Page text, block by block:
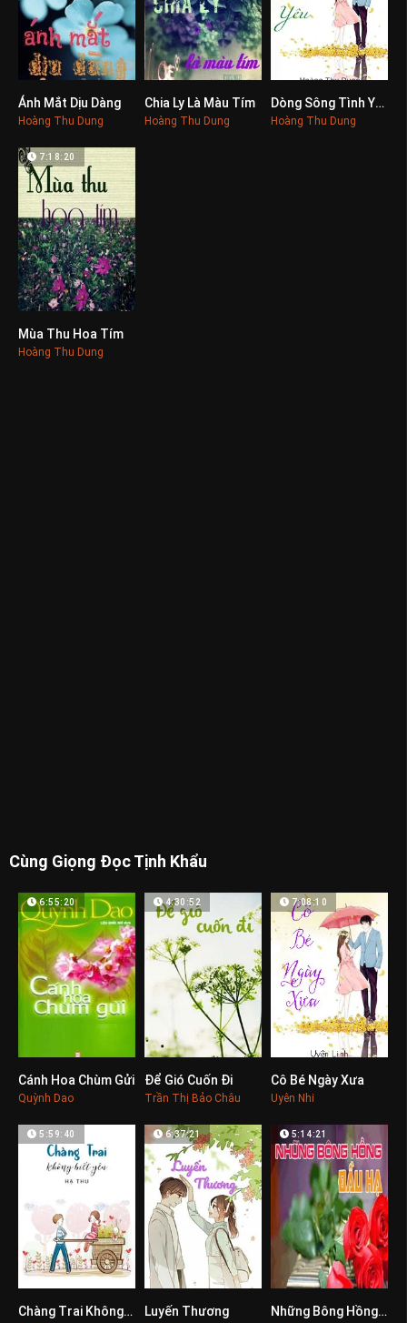
Ánh Mắt Dịu Dàng
Hoàng Thu Dung
0
Chia Ly Là Màu Tím
Hoàng Thu Dung
0
Dòng Sông Tình Yêu
Hoàng Thu Dung
0
7:18:20
Mùa Thu Hoa Tím
Hoàng Thu Dung
Cùng Giọng Đọc Tịnh Khẩu
0
6:55:20
Cánh Hoa Chùm Gửi
Quỳnh Dao
4:30:52
Để Gió Cuốn Đi
Trần Thị Bảo Châu
7:08:10
Cô Bé Ngày Xưa
Uyên Nhi
0
5:59:40
Chàng Trai Không Biết Yêu
6:37:21
Luyến Thương 0
5:14:21
Những Bông Hồng Đầu Hạ